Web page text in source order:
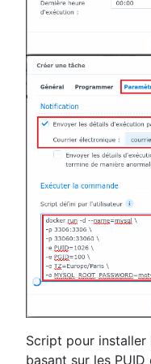
Script pour installer
basant sur les